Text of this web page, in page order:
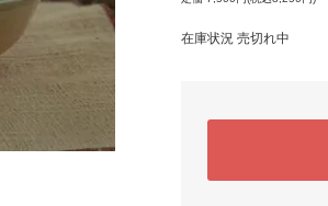
在庫状況 売切れ中